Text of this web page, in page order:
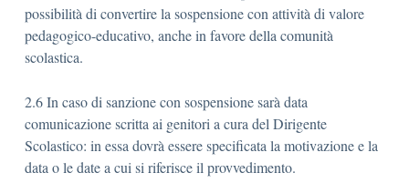
possibilità di convertire la sospensione con attività di valore
pedagogico-educativo, anche in favore della comunità
scolastica.
2.6 In caso di sanzione con sospensione sarà data
comunicazione scritta ai genitori a cura del Dirigente
Scolastico: in essa dovrà essere specificata la motivazione e la
data o le date a cui si riferisce il provvedimento.